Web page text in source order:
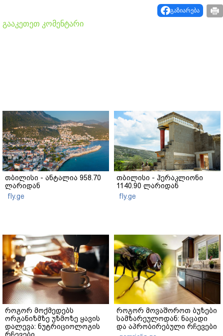
გაზიარება
გააკეთეთ კომენტარი
თბილისი - ანტალია 958.70
ლარიდან
fly.ge
თბილისი - ჰერაკლიონი
1140.90 ლარიდან
fly.ge
როგორ მოქმედებს
ორგანიზმზე უზმოზე ყავის
დალევა: ნუტრიციოლოგის
რჩევები
როგორ მოვაშოროთ ბუზები
სამზარეულოდან: ნაცადი
და აპრობირებული რჩევები